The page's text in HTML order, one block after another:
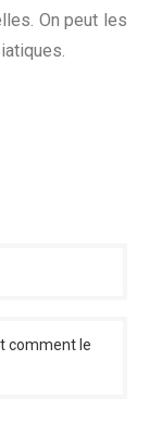
On peut les
comment le